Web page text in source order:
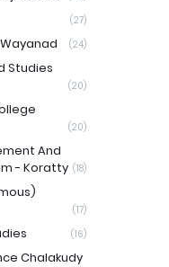
(27)
(24)
Studies
(20)
(20)
And
- Koratty (18)
(17)
(16)
Chalakudy